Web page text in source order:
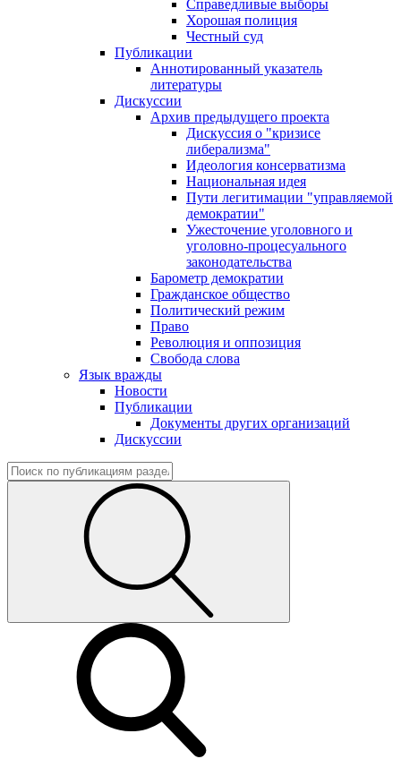
Справедливые выборы
Хорошая полиция
Честный суд
Публикации
Аннотированный указатель
литературы
Дискуссии
Архив предыдущего проекта
Дискуссия о "кризисе
либерализма"
Идеология консерватизма
Национальная идея
Пути легитимации "управляемой
демократии"
Ужесточение уголовного и
уголовно-процесуального
законодательства
Барометр демократии
Гражданское общество
Политический режим
Право
Революция и оппозиция
Свобода слова
Язык вражды
Новости
Публикации
Документы других организаций
Дискуссии